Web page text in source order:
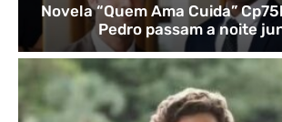
Novela “Quem Ama Cuida”
Pedro passam a noite